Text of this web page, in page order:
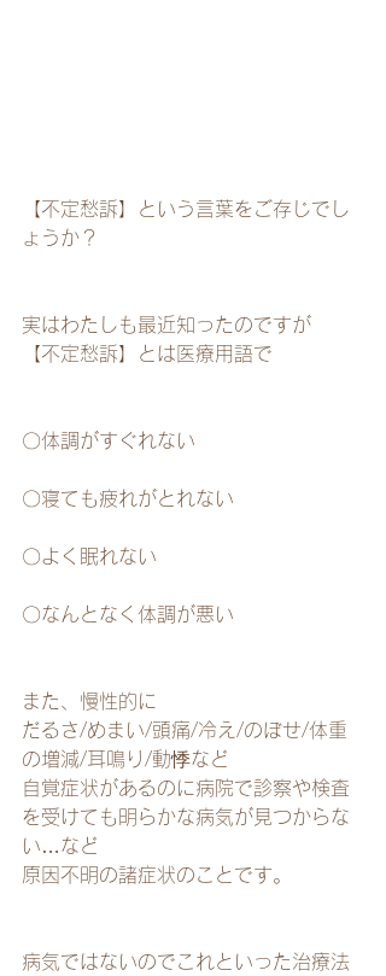
【不定愁訴】という言葉をご存じでし
ょうか？
実はわたしも最近知ったのですが
【不定愁訴】とは医療用語で
〇体調がすぐれない
〇寝ても疲れがとれない
〇よく眠れない
〇なんとなく体調が悪い
また、慢性的に
だるさ/めまい/頭痛/冷え/のぼせ/体重
の増減/耳鳴り/動悸など
自覚症状があるのに病院で診察や検査
を受けても明らかな病気が見つからな
い…など
原因不明の諸症状のことです。
病気ではないのでこれといった治療法